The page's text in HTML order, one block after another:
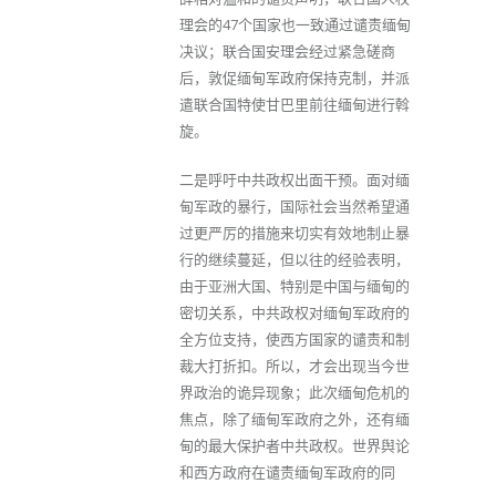
理会的47个国家也一致通过谴责缅甸
决议；联合国安理会经过紧急磋商
后，敦促缅甸军政府保持克制，并派
遣联合国特使甘巴里前往缅甸进行斡
旋。
二是呼吁中共政权出面干预。面对缅
甸军政的暴行，国际社会当然希望通
过更严厉的措施来切实有效地制止暴
行的继续蔓延，但以往的经验表明，
由于亚洲大国、特别是中国与缅甸的
密切关系，中共政权对缅甸军政府的
全方位支持，使西方国家的谴责和制
裁大打折扣。所以，才会出现当今世
界政治的诡异现象；此次缅甸危机的
焦点，除了缅甸军政府之外，还有缅
甸的最大保护者中共政权。世界舆论
和西方政府在谴责缅甸军政府的同